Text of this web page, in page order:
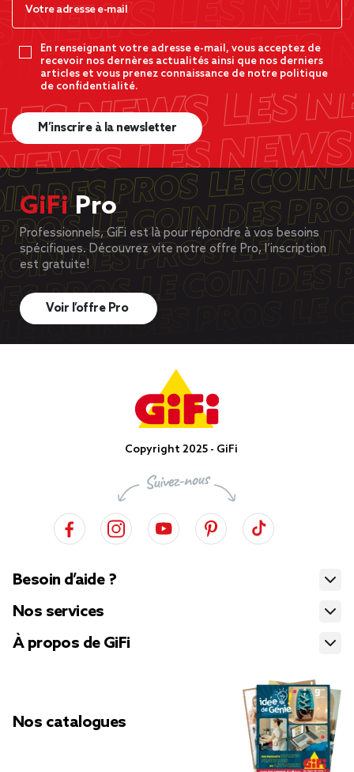
En renseignant votre adresse e-mail, vous acceptez de
recevoir nos dernères actualités ainsi que nos derniers
articles et vous prenez connaissance de notre politique
de confidentialité.
M’inscrire à la newsletter
GiFiPro
Professionnels, GiFi est là pour répondre à vos besoins
spécifiques. Découvrez vite notre offre Pro, l’inscription
est gratuite!
Voir l’offre Pro
Copyright 2025 - GiFi
Besoin d’aide ?
Nos services
À propos de GiFi
Nos catalogues